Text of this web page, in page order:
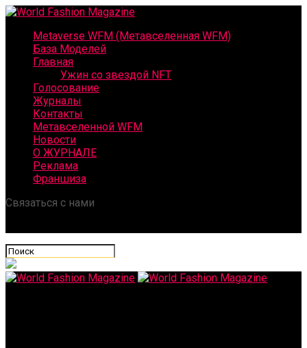
Metaverse WFM (Метавселенная WFM)
База Моделей
Главная
Ужин со звездой NFT
Голосование
Журналы
Контакты
Метавселенной WFM
Новости
О ЖУРНАЛЕ
Реклама
Франшиза
Связаться с нами